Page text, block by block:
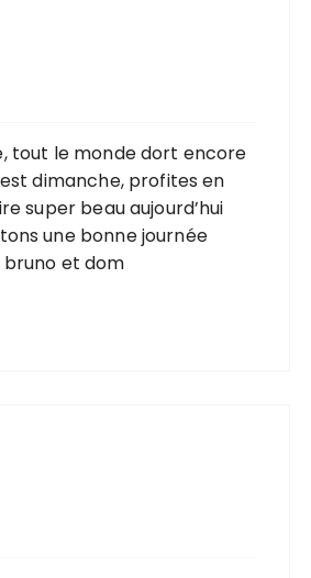
tout le monde dort encore
est dimanche, profites en
super beau aujourd’hui
une bonne journée
bruno et dom